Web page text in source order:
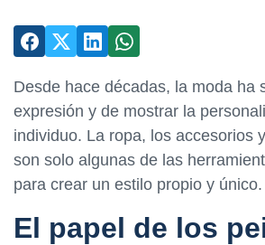
Desde hace décadas, la moda ha
expresión y de mostrar la
individuo. La ropa, los accesorios
son solo algunas de las
para crear un estilo propio y único.
El papel de los